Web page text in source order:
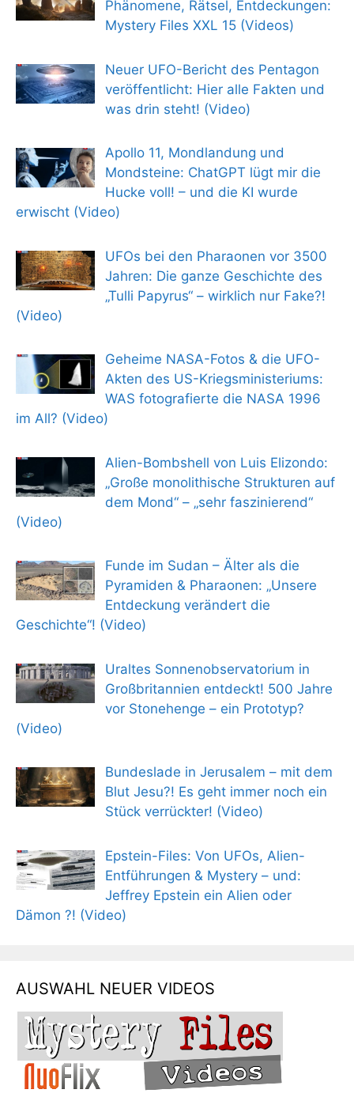
Phänomene, Rätsel, Entdeckungen:
Mystery Files XXL 15 (Videos)
Neuer UFO-Bericht des Pentagon
veröffentlicht: Hier alle Fakten und
was drin steht! (Video)
Apollo 11, Mondlandung und
Mondsteine: ChatGPT lügt mir die
Hucke voll! – und die KI wurde
erwischt (Video)
UFOs bei den Pharaonen vor 3500
Jahren: Die ganze Geschichte des
„Tulli Papyrus“ – wirklich nur Fake?!
(Video)
Geheime NASA-Fotos & die UFO-
Akten des US-Kriegsministeriums:
WAS fotografierte die NASA 1996
im All? (Video)
Alien-Bombshell von Luis Elizondo:
„Große monolithische Strukturen auf
dem Mond“ – „sehr faszinierend“
(Video)
Funde im Sudan – Älter als die
Pyramiden & Pharaonen: „Unsere
Entdeckung verändert die
Geschichte“! (Video)
Uraltes Sonnenobservatorium in
Großbritannien entdeckt! 500 Jahre
vor Stonehenge – ein Prototyp?
(Video)
Bundeslade in Jerusalem – mit dem
Blut Jesu?! Es geht immer noch ein
Stück verrückter! (Video)
Epstein-Files: Von UFOs, Alien-
Entführungen & Mystery – und:
Jeffrey Epstein ein Alien oder
Dämon ?! (Video)
AUSWAHL NEUER VIDEOS